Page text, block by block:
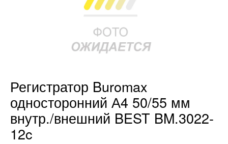
Регистратор Buromax
односторонний А4 50/55 мм
внутр./внешний BEST BM.3022-
12c